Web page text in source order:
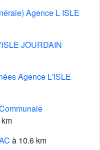
Agence L ISLE
JOURDAIN
Agence L'ISLE
à 10.6 km